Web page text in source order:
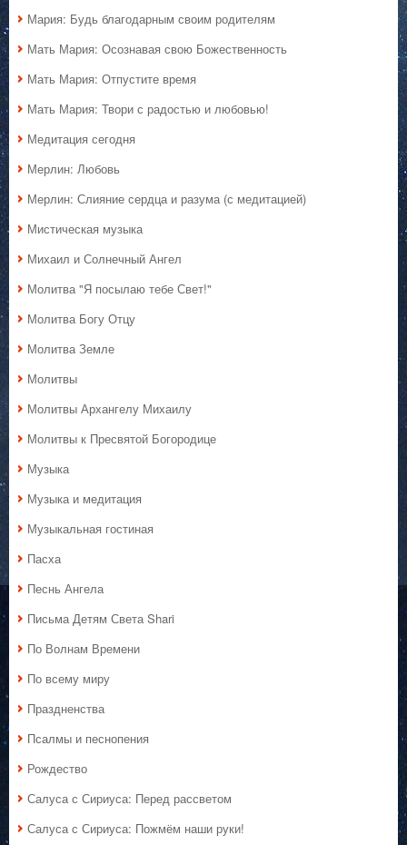
Мария: Будь благодарным своим родителям
Мать Мария: Осознавая свою Божественность
Мать Мария: Отпустите время
Мать Мария: Твори с радостью и любовью!
Медитация сегодня
Мерлин: Любовь
Мерлин: Слияние сердца и разума (с медитацией)
Мистическая музыка
Михаил и Солнечный Ангел
Молитва "Я посылаю тебе Свет!"
Молитва Богу Отцу
Молитва Земле
Молитвы
Молитвы Архангелу Михаилу
Молитвы к Пресвятой Богородице
Музыка
Музыка и медитация
Музыкальная гостиная
Пасха
Песнь Ангела
Письма Детям Света Shari
По Волнам Времени
По всему миру
Праздненства
Псалмы и песнопения
Рождество
Салуса с Сириуса: Перед рассветом
Салуса с Сириуса: Пожмём наши руки!